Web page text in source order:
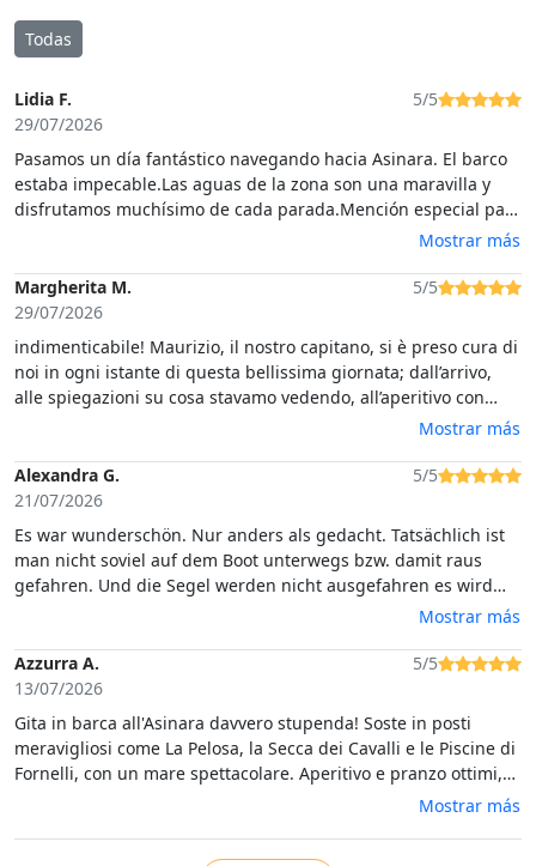
Todas
Lidia F.
29/07/2026
5/5
Pasamos un día fantástico navegando hacia Asinara. El barco
estaba impecable.Las aguas de la zona son una maravilla y
disfrutamos muchísimo de cada parada.​Mención especial para
Giorgio, el capitán: fantástico, simpático, gran conversador y
sentir como en casa. El resto del grupo también fue genial; la
mayoría eran de Florencia y, aunque yo era la única española,
lo entendía todo muy bien .Recomiendo esta experiencia.
Grazie mille!
Mostrar más
Margherita M.
29/07/2026
5/5
indimenticabile! Maurizio, il nostro capitano, si è preso cura di
noi in ogni istante di questa bellissima giornata; dall’arrivo,
alle spiegazioni su cosa stavamo vedendo, all’aperitivo con
tantissimi affettati e formaggi locali, un pranzo da sogno e, sul
incontrare una persona così gentile. Buona vita Maurizio e
grazie per questa meravigliosa giornata che non
dimenticheremo facilmente!
Mostrar más
Alexandra G.
21/07/2026
5/5
Es war wunderschön. Nur anders als gedacht. Tatsächlich ist
man nicht soviel auf dem Boot unterwegs bzw. damit raus
gefahren. Und die Segel werden nicht ausgefahren es wird
nur mit Motor betrieben. Wir waren zu neunt (mit einem
Der erste stop auf der Insel um ein Gefängnis zu besuchen
war jetzt nicht unser Fall, schade auch das wir eine Stunde da
waren. Auch war die Tour nur 6 Stunden nicht 7 Stunden 😔
das Essen war fantastisch.
Mostrar más
Azzurra A.
13/07/2026
5/5
Gita in barca all'Asinara davvero stupenda! Soste in posti
meravigliosi come La Pelosa, la Secca dei Cavalli e le Piscine di
Fornelli, con un mare spettacolare. Aperitivo e pranzo ottimi,
Mostrar más